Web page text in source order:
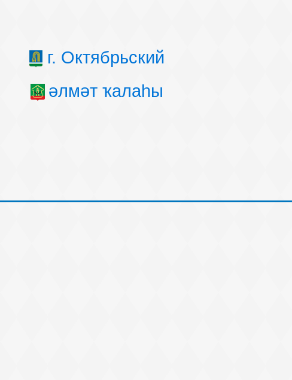
г. Октябрьский
әлмәт ҡалаһы